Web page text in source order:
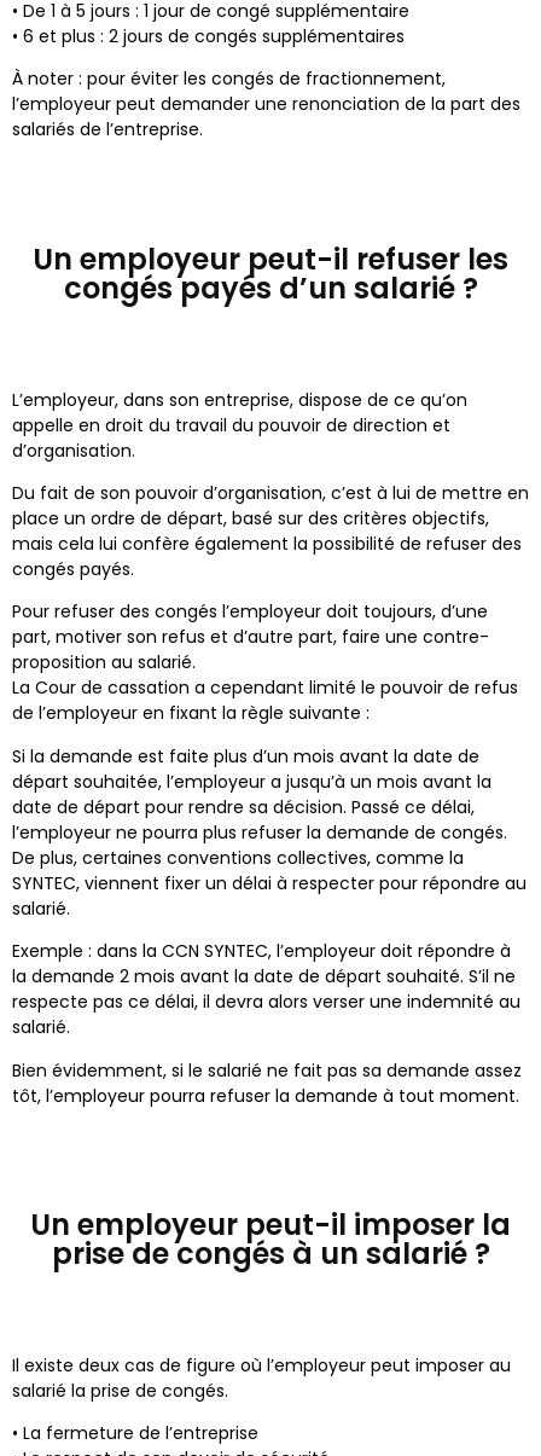
• De 1 à 5 jours : 1 jour de congé supplémentaire
• 6 et plus : 2 jours de congés supplémentaires
À noter : pour éviter les congés de fractionnement,
l’employeur peut demander une renonciation de la part des
salariés de l’entreprise.
Un employeur peut-il refuser les
congés payés d’un salarié ?
L’employeur, dans son entreprise, dispose de ce qu’on
appelle en droit du travail du pouvoir de direction et
d’organisation.
Du fait de son pouvoir d’organisation, c’est à lui de mettre en
place un ordre de départ, basé sur des critères objectifs,
mais cela lui confère également la possibilité de refuser des
congés payés.
Pour refuser des congés l’employeur doit toujours, d’une
part, motiver son refus et d’autre part, faire une contre-
proposition au salarié.
La Cour de cassation a cependant limité le pouvoir de refus
de l’employeur en fixant la règle suivante :
Si la demande est faite plus d’un mois avant la date de
départ souhaitée, l’employeur a jusqu’à un mois avant la
date de départ pour rendre sa décision. Passé ce délai,
l’employeur ne pourra plus refuser la demande de congés.
De plus, certaines conventions collectives, comme la
SYNTEC, viennent fixer un délai à respecter pour répondre au
salarié.
Exemple : dans la CCN SYNTEC, l’employeur doit répondre à
la demande 2 mois avant la date de départ souhaité. S’il ne
respecte pas ce délai, il devra alors verser une indemnité au
salarié.
Bien évidemment, si le salarié ne fait pas sa demande assez
tôt, l’employeur pourra refuser la demande à tout moment.
Un employeur peut-il imposer la
prise de congés à un salarié ?
Il existe deux cas de figure où l’employeur peut imposer au
salarié la prise de congés.
• La fermeture de l’entreprise